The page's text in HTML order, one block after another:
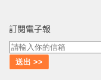
訂閱電子報